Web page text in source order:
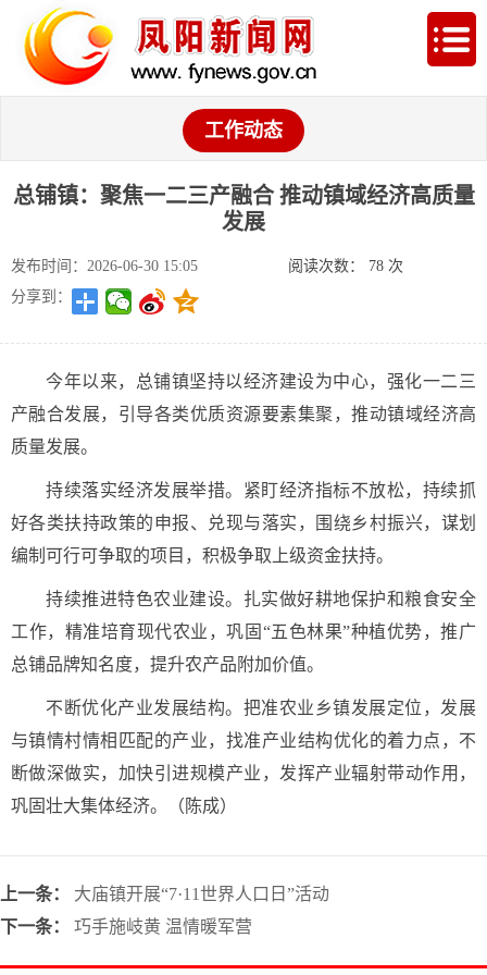
工作动态
总铺镇：聚焦一二三产融合 推动镇域经济高质量
发展
发布时间：2026-06-30 15:05 阅读次数： 78次
分享到：
今年以来，总铺镇坚持以经济建设为中心，强化一二三
产融合发展，引导各类优质资源要素集聚，推动镇域经济高
质量发展。
持续落实经济发展举措。紧盯经济指标不放松，持续抓
好各类扶持政策的申报、兑现与落实，围绕乡村振兴，谋划
编制可行可争取的项目，积极争取上级资金扶持。
持续推进特色农业建设。扎实做好耕地保护和粮食安全
工作，精准培育现代农业，巩固“五色林果”种植优势，推广
总铺品牌知名度，提升农产品附加价值。
不断优化产业发展结构。把准农业乡镇发展定位，发展
与镇情村情相匹配的产业，找准产业结构优化的着力点，不
断做深做实，加快引进规模产业，发挥产业辐射带动作用，
巩固壮大集体经济。
（陈成）
上一条：
大庙镇开展“7·11世界人口日”活动
下一条：
巧手施岐黄 温情暖军营